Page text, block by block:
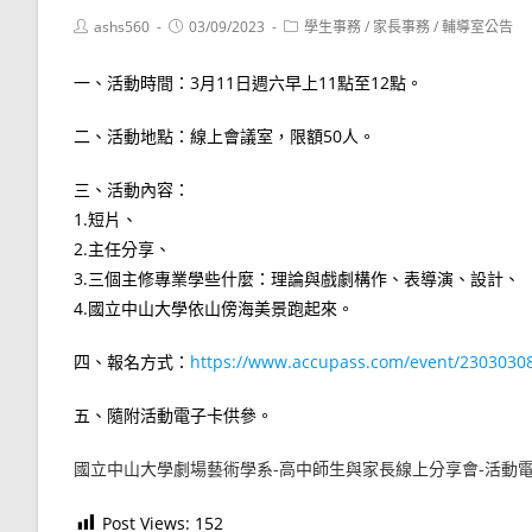
Postashs560
Post03/09/2023
Post學生事務/ 家長事務/輔導室公告
一、活動時間：3月11日週六早上11點至12點。
二、活動地點：線上會議室，限額50人。
三、活動內容：
1.短片、
2.主任分享、
3.三個主修專業學些什麼：理論與戲劇構作、表導演、設計、
4.國立中山大學依山傍海美景跑起來。
四、報名方式： https://www.accupass.com/event/
五、隨附活動電子卡供參。
國立中山大學劇場藝術學系-高中師生與家長線上分享會-活動
Post Views: 152